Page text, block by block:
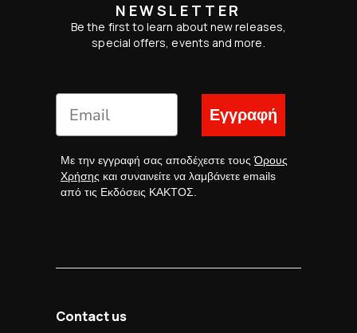
NEWSLETTER
Be the first to learn about new releases,
special offers, events and more.
Εγγραφή
Με την εγγραφή σας αποδέχεστε τουςΌρους
Χρήσης και συναινείτε να λαμβάνετε emails
από τις Εκδόσεις ΚΑΚΤΟΣ.
Contact us